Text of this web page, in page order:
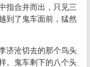
指合并而出，只见三
到了鬼车面前，猛然
济沧切去的那个鸟头
。鬼车剩下的八个头